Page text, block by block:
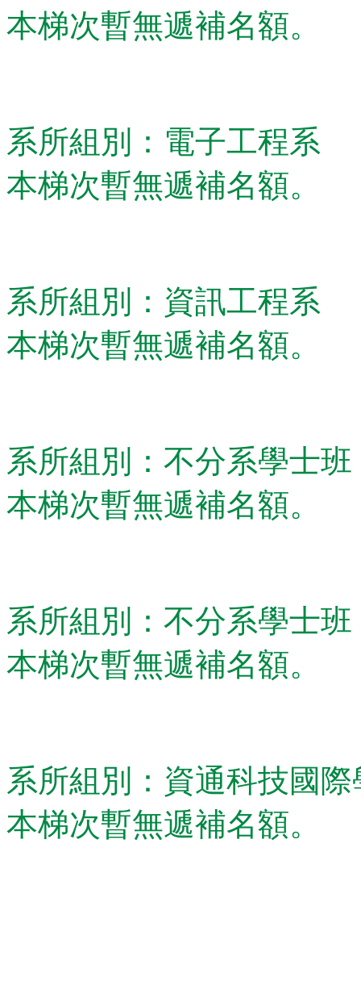
本梯次暫無遞補名額。
系所組別：電子工程系
本梯次暫無遞補名額。
系所組別：資訊工程系
本梯次暫無遞補名額。
系所組別：不分系學士
本梯次暫無遞補名額。
系所組別：不分系學士
本梯次暫無遞補名額。
系所組別：資通科技國
本梯次暫無遞補名額。